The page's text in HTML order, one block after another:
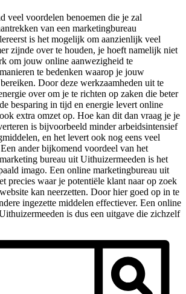
veel voordelen benoemen die je zal
van een marketingbureau
is het mogelijk om aanzienlijk veel
zijnde over te houden, je hoeft namelijk niet
om jouw online aanwezigheid te
te bedenken waarop je jouw
Door deze werkzaamheden uit te
over om je te richten op zaken die beter
besparing in tijd en energie levert online
extra omzet op. Hoe kan dit dan vraag je je
is bijvoorbeeld minder arbeidsintensief
en het levert ook nog eens veel
ander bijkomend voordeel van het
bureau uit Uithuizermeeden is het
imago. Een online marketingbureau uit
precies waar je potentiële klant naar op zoek
kan neerzetten. Door hier goed op in te
ingezette middelen effectiever. Een online
is dus een uitgave die zichzelf